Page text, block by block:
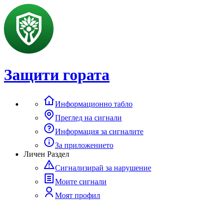
Защити гората
Информационно табло
Преглед на сигнали
Информация за сигналите
За приложението
Личен Раздел
Сигнализирай за нарушение
Моите сигнали
Моят профил